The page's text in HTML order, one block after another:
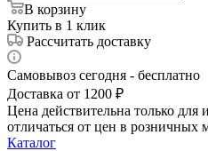
В корзину
Купить в 1 клик
Рассчитать доставку
Самовывоз сегодня - бесплатно
Доставка от 1200 ₽
Цена действительна только для
отличаться от цен в розничных
Каталог